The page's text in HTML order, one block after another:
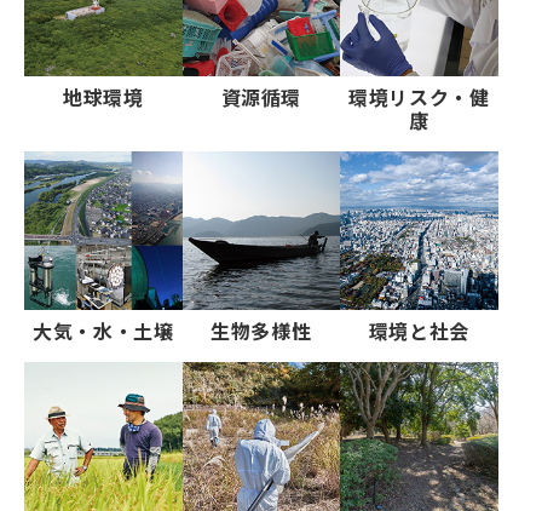
地球環境 資源循環 環境リスク・健
康
大気・水・土壌 生物多様性 環境と社会